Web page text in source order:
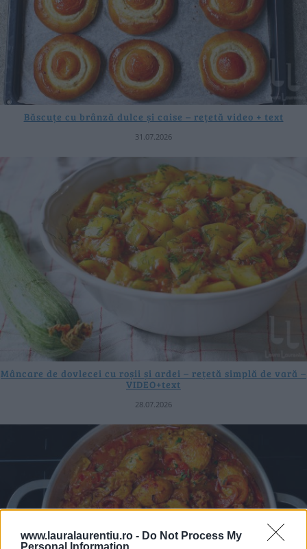
www.lauralaurentiu.ro - Do Not Process My
Personal Information
Băscuțe cu brânză dulce și caise – rețetă video + text
31.07.2026
Mâncare de dovlecei cu roșii și ardei – rețetă simplă de vară –
VIDEO+text
28.07.2026